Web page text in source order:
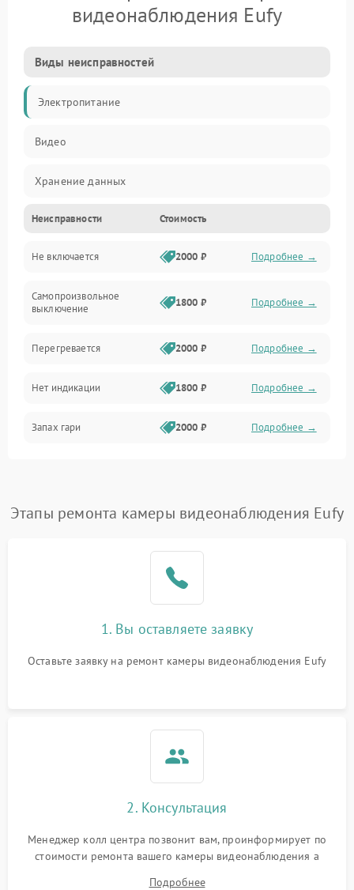
видеонаблюдения Eufy
Виды неисправностей
Электропитание
Видео
Хранение данных
Неисправности Стоимость
Не включается 2000 ₽ Подробнее →
Самопроизвольное
выключение
1800 ₽ Подробнее →
Перегревается 2000 ₽ Подробнее →
Нет индикации 1800 ₽ Подробнее →
Запах гари 2000 ₽ Подробнее →
Этапы ремонта камеры видеонаблюдения Eufy
1. Вы оставляете заявку
Оставьте заявку на ремонт камеры видеонаблюдения Eufy
2. Консультация
Менеджер колл центра позвонит вам, проинформирует по
стоимости ремонта вашего камеры видеонаблюдения а
Подробнее